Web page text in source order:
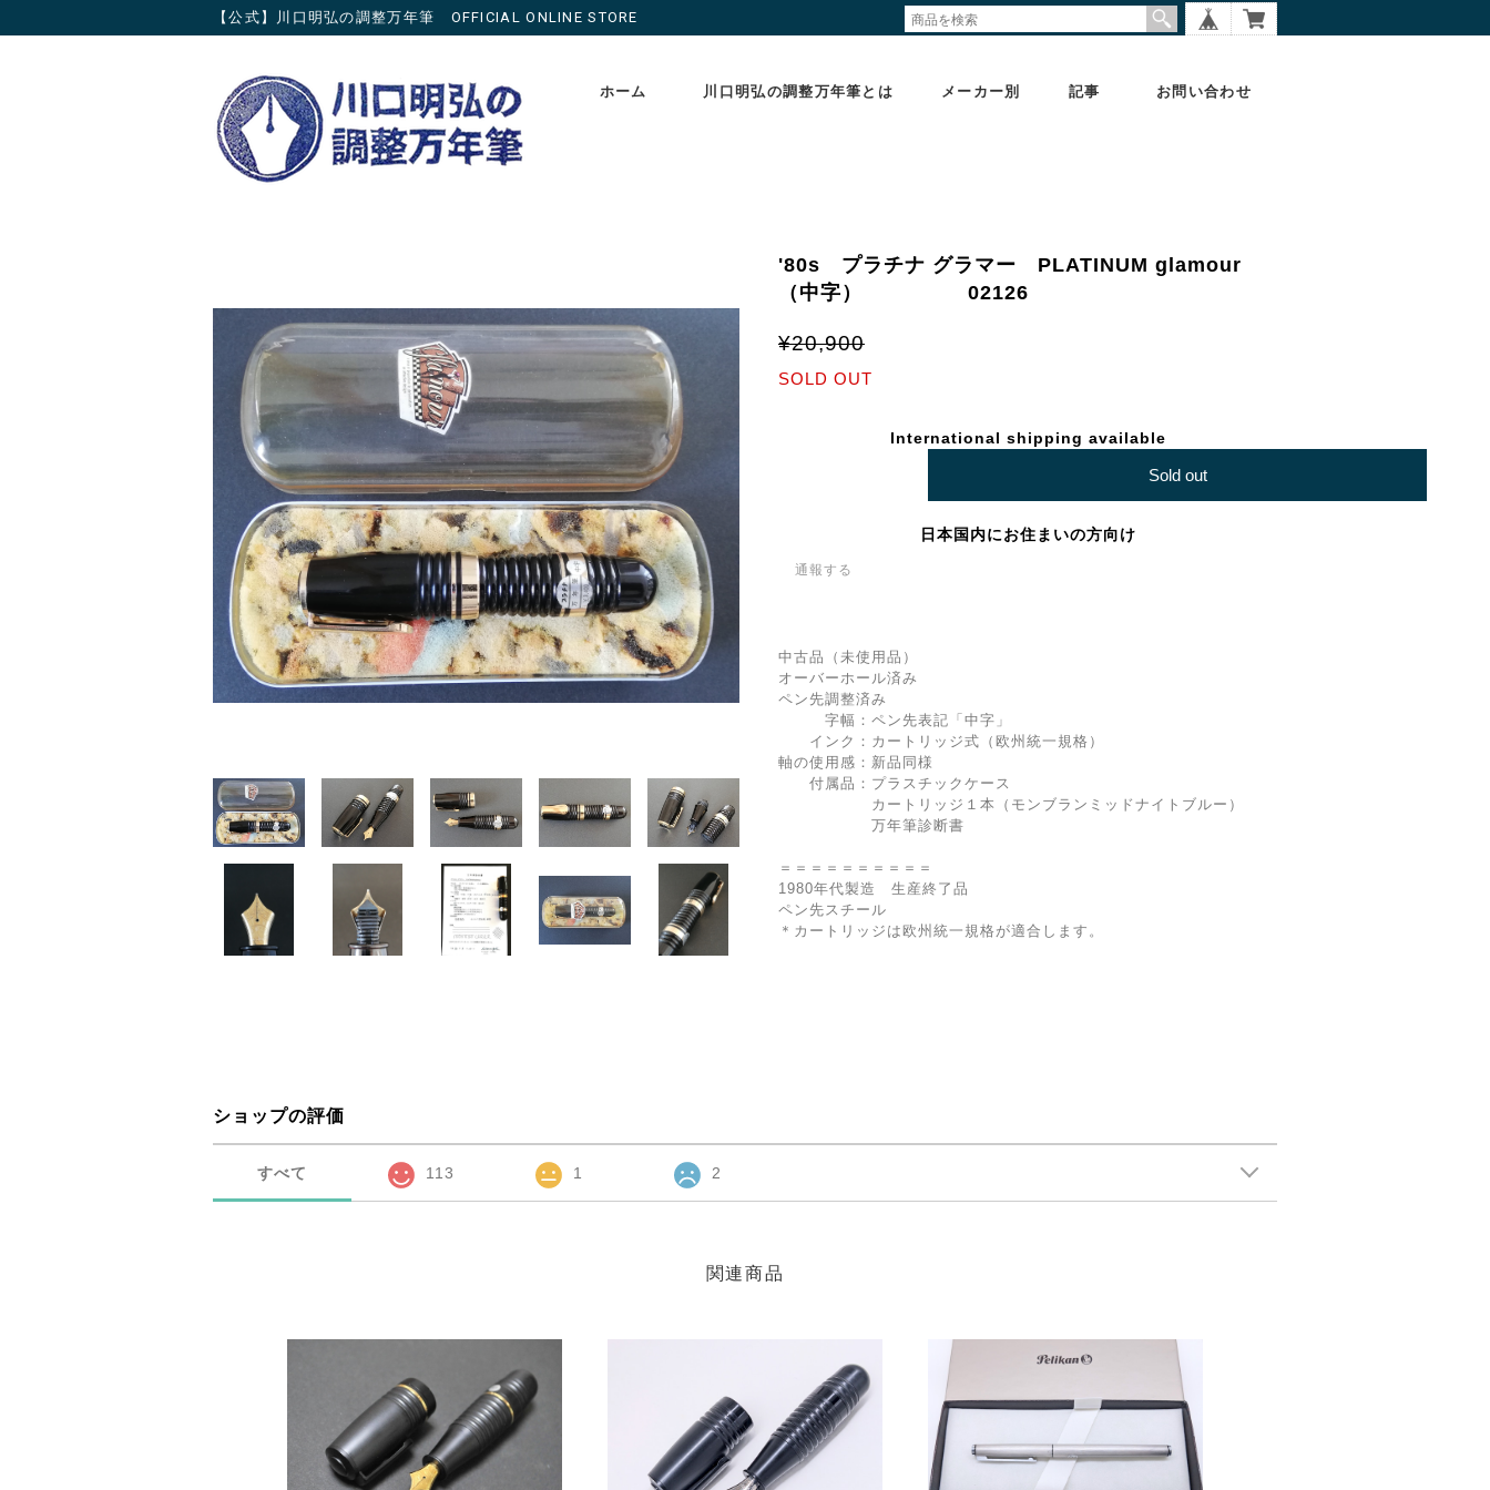
【公式】川口明弘の調整万年筆 OFFICIAL ONLINE STORE
ホーム 川口明弘の調整万年筆とは メーカー別 記事 お問い合わせ
'80s プラチナ グラマー PLATINUM glamour
（中字） 02126
¥20,900
SOLD OUT
International shipping available
Sold out
日本国内にお住まいの方向け
通報する
中古品（未使用品）
オーバーホール済み
ペン先調整済み
字幅：ペン先表記「中字」
インク：カートリッジ式（欧州統一規格）
軸の使用感：新品同様
付属品：プラスチックケース
カートリッジ１本（モンブランミッドナイトブルー）
万年筆診断書
＝＝＝＝＝＝＝＝＝＝
1980年代製造 生産終了品
ペン先スチール
＊カートリッジは欧州統一規格が適合します。
ショップの評価
すべて 113 1 2
関連商品